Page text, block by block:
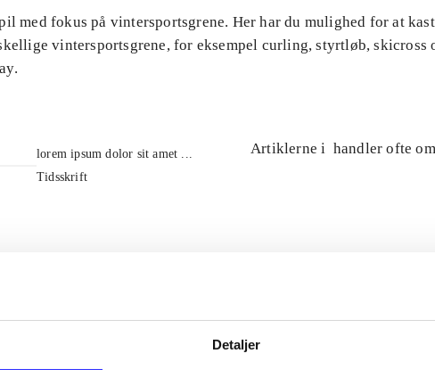
Detaljer
med fokus på vintersportsgrene. Her har du mulighed for at
vintersportsgrene, for eksempel curling, styrtløb, skicross
lorem ipsum dolor sit amet ...
Tidsskrift
Artiklerne i handler ofte om